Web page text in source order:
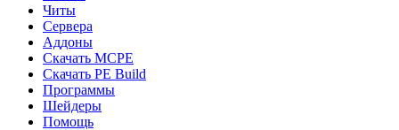
Читы
Сервера
Аддоны
Скачать MCPE
Скачать PE Build
Программы
Шейдеры
Помощь